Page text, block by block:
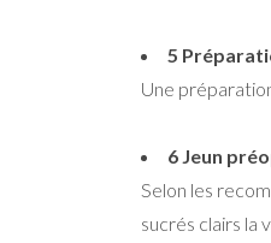
5
Une
6 Jeun
Selon les
sucrés clairs la